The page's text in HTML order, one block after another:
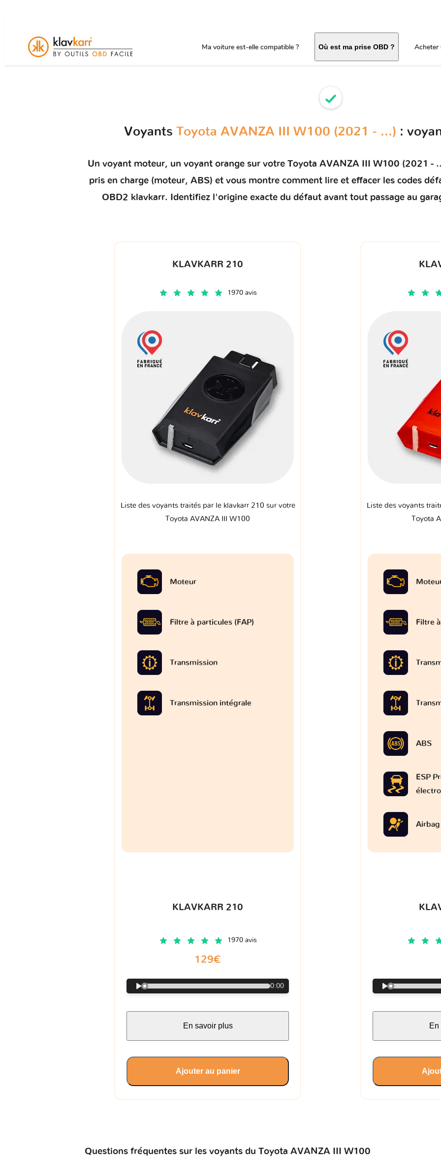
Ma voiture est-elle compatible ? Où est ma prise OBD ? Acheter
Voyants Toyota AVANZA III W100 (2021 - ...) :
Un voyant moteur, un voyant orange sur votre Toyota AVANZA III W100 (2021 -
pris en charge (moteur, ABS) et vous montre comment lire et effacer les codes
OBD2 klavkarr. Identifiez l'origine exacte du défaut avant tout passage au
KLAVKARR 210
1970 avis
Liste des voyants traités par le klavkarr 210 sur votre
Toyota AVANZA III W100
Moteur
Filtre à particules (FAP)
Transmission
Transmission intégrale
KLAVKARR 210
1970 avis
129€
0:00
En savoir plus
Ajouter au panier
Liste des voyants
Toyota
Filtre
ABS
ESP
Airbag
Questions fréquentes sur les voyants du Toyota AVANZA III W100